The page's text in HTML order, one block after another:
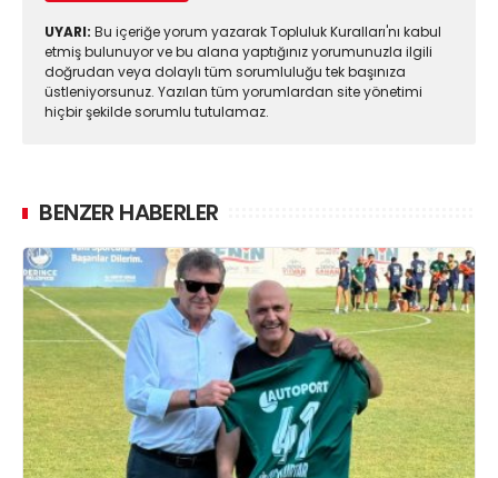
UYARI: Bu içeriğe yorum yazarak Topluluk Kuralları'nı kabul
etmiş bulunuyor ve bu alana yaptığınız yorumunuzla ilgili
doğrudan veya dolaylı tüm sorumluluğu tek başınıza
üstleniyorsunuz. Yazılan tüm yorumlardan site yönetimi
hiçbir şekilde sorumlu tutulamaz.
BENZER HABERLER